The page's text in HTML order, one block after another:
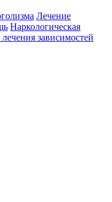
Лечение
Наркологическая
зависимостей